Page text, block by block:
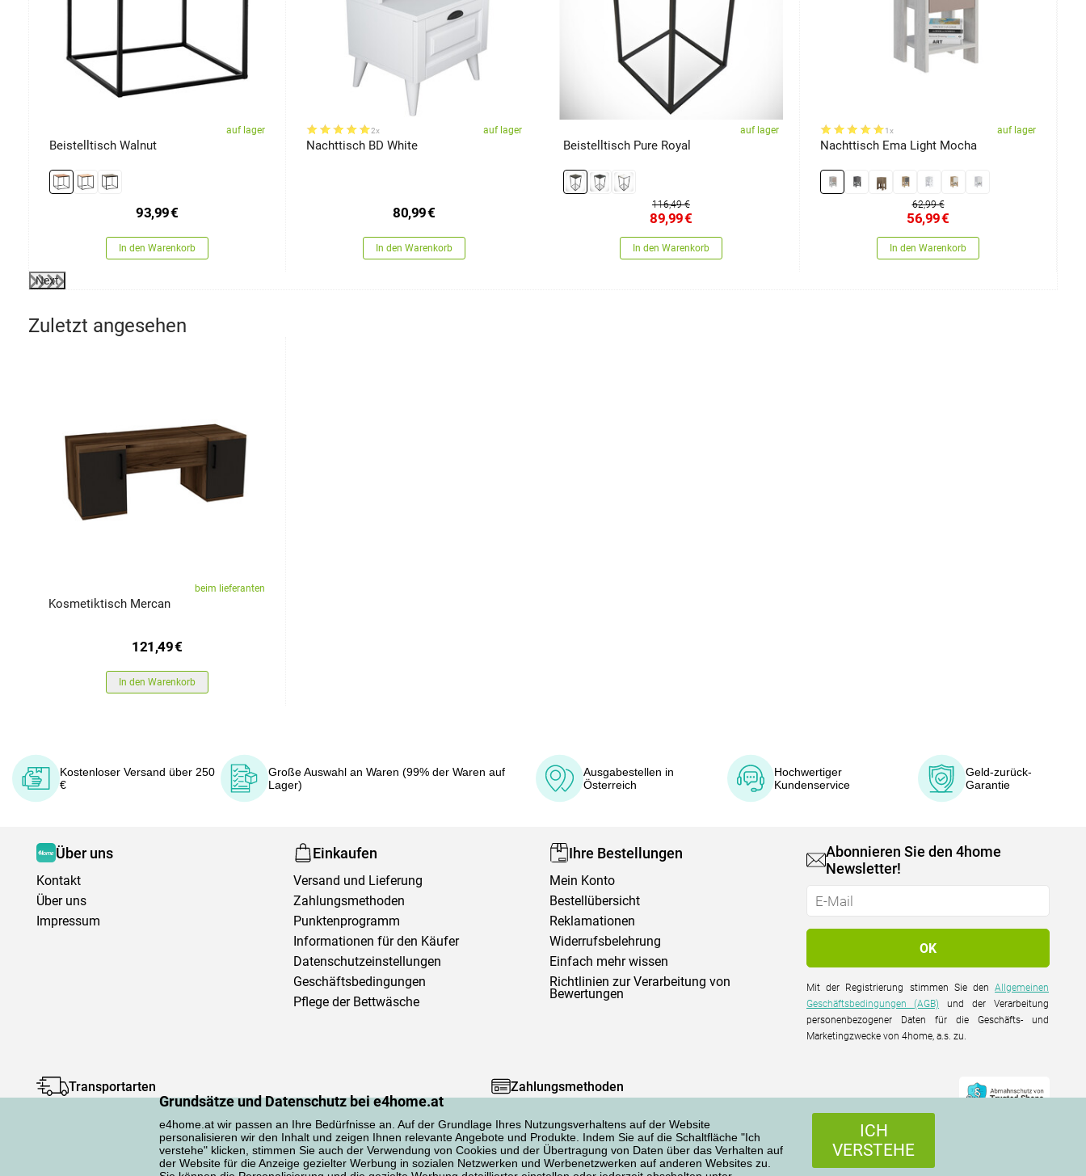
Grundsätze und Datenschutz bei e4home.at
e4home.at wir passen an Ihre Bedürfnisse an. Auf der Grundlage Ihres Nutzungsverhaltens auf der Website
personalisieren wir den Inhalt und zeigen Ihnen relevante Angebote und Produkte. Indem Sie auf die Schaltfläche "Ich
verstehe" klicken, stimmen Sie auch der Verwendung von Cookies und der Übertragung von Daten über das Verhalten auf
der Website für die Anzeige gezielter Werbung in sozialen Netzwerken und Werbenetzwerken auf anderen Websites zu.
ICH
VERSTEHE
auf lager
Beistelltisch Walnut
93,99€
In den Warenkorb
2x auf lager
Nachttisch BD White
80,99€
In den Warenkorb
auf lager
Beistelltisch Pure Royal
116,49 €
89,99€
In den Warenkorb
1x auf lager
Nachttisch Ema Light Mocha
62,99 €
56,99€
In den Warenkorb
Next
Zuletzt angesehen
beim lieferanten
Kosmetiktisch Mercan
121,49€
In den Warenkorb
Kostenloser Versand über 250
€
Große Auswahl an Waren (99% der Waren auf
Lager)
Ausgabestellen in
Österreich
Hochwertiger
Kundenservice
Geld-zurück-
Garantie
Über uns
Kontakt
Über uns
Impressum
Einkaufen
Versand und Lieferung
Zahlungsmethoden
Punktenprogramm
Informationen für den Käufer
Datenschutzeinstellungen
Geschäftsbedingungen
Pflege der Bettwäsche
Ihre Bestellungen
Mein Konto
Bestellübersicht
Reklamationen
Widerrufsbelehrung
Einfach mehr wissen
Richtlinien zur Verarbeitung von
Bewertungen
Abonnieren Sie den 4home
Newsletter!
Mit der Registrierung stimmen Sie denAllgemeinen
Geschäftsbedingungen (AGB) und der Verarbeitung
personenbezogener Daten für die Geschäfts- und
Marketingzwecke von 4home, a.s. zu.
Transportarten Zahlungsmethoden